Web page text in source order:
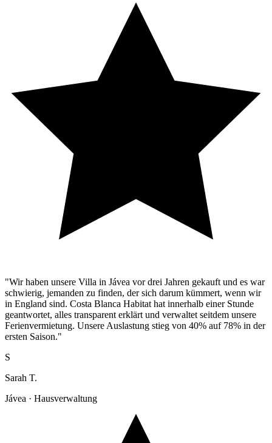
"Wir haben unsere Villa in Jávea vor drei Jahren gekauft und es war
schwierig, jemanden zu finden, der sich darum kümmert, wenn wir
in England sind. Costa Blanca Habitat hat innerhalb einer Stunde
geantwortet, alles transparent erklärt und verwaltet seitdem unsere
Ferienvermietung. Unsere Auslastung stieg von 40% auf 78% in der
ersten Saison."
S
Sarah T.
Jávea · Hausverwaltung